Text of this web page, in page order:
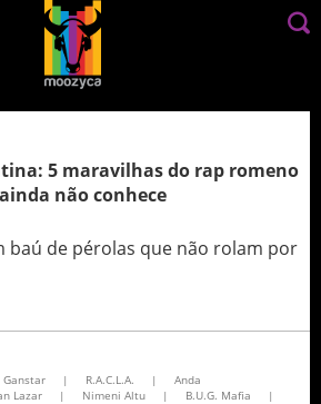
5 maravilhas do rap romeno
não conhece
baú de pérolas que não rolam por
Ganstar | R.A.C.L.A. |
Anda
Lazar | Nimeni Altu | B.U.G. Mafia |